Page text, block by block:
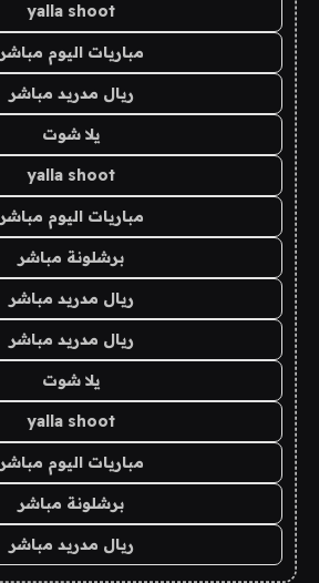
yalla shoot
مباريات اليوم مباشر
ريال مدريد مباشر
يلا شوت
yalla shoot
مباريات اليوم مباشر
برشلونة مباشر
ريال مدريد مباشر
ريال مدريد مباشر
يلا شوت
yalla shoot
مباريات اليوم مباشر
برشلونة مباشر
ريال مدريد مباشر